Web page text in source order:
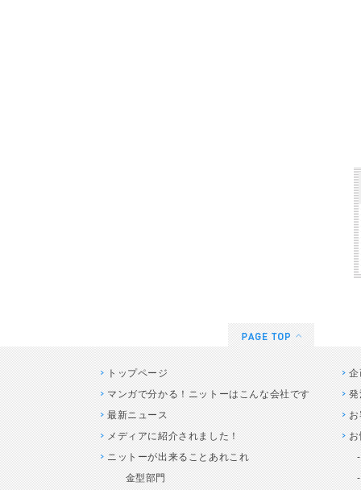
トップページ
マンガで分かる！ニットーはこんな会社です
最新ニュース
メディアに紹介されました！
ニットーが出来ることあれこれ
金型部門
企
発
お
お